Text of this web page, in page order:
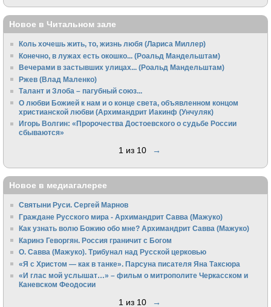
Новое в Читальном зале
Коль хочешь жить, то, жизнь любя (Лариса Миллер)
Конечно, в лужах есть окошко... (Роальд Мандельштам)
Вечерами в застывших улицах... (Роальд Мандельштам)
Ржев (Влад Маленко)
Талант и Злоба – пагубный союз...
О любви Божией к нам и о конце света, объявленном концом
христианской любви (Архимандрит Иакинф (Унчуляк)
Игорь Волгин: «Пророчества Достоевского о судьбе России
сбываются»
1 из 10 →
Новое в медиагалерее
Святыни Руси. Сергей Марнов
Граждане Русского мира - Архимандрит Савва (Мажуко)
Как узнать волю Божию обо мне? Архимандрит Савва (Мажуко)
Каринэ Геворгян. Россия граничит с Богом
О. Савва (Мажуко). Трибунал над Русской церковью
«Я с Христом — как в танке». Парсуна писателя Яна Таксюра
«И глас мой услышат…» – фильм о митрополите Черкасском и
Каневском Феодосии
1 из 10 →